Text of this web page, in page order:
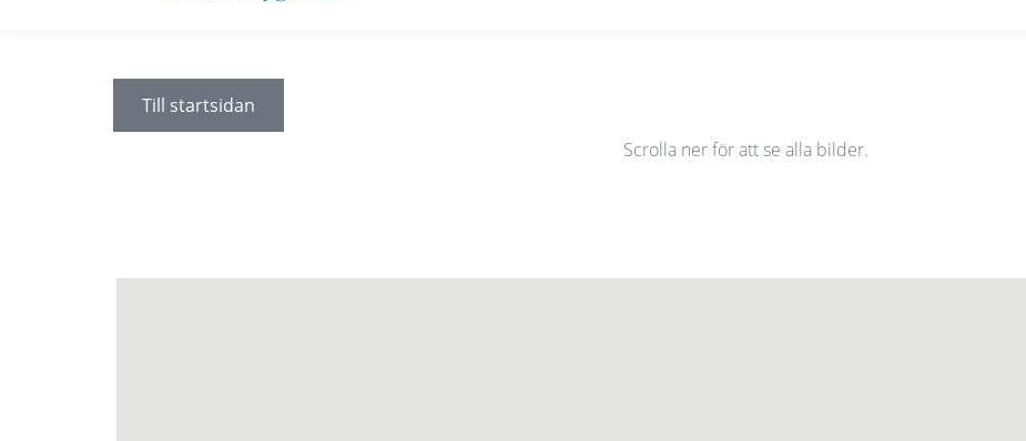
Till startsidan
Scrolla ner för att se alla bilder.